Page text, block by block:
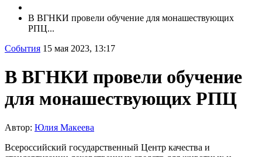
В ВГНКИ провели обучение для монашествующих
РПЦ...
События 15 мая 2023, 13:17
В ВГНКИ провели обучение
для монашествующих РПЦ
Автор: Юлия Макеева
Всероссийский государственный Центр качества и